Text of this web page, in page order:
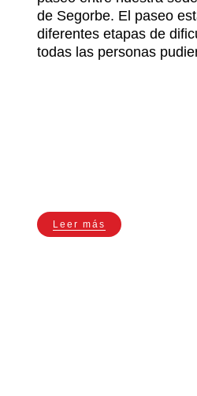
de Segorbe. El paseo
diferentes etapas de
todas las personas
Leer más